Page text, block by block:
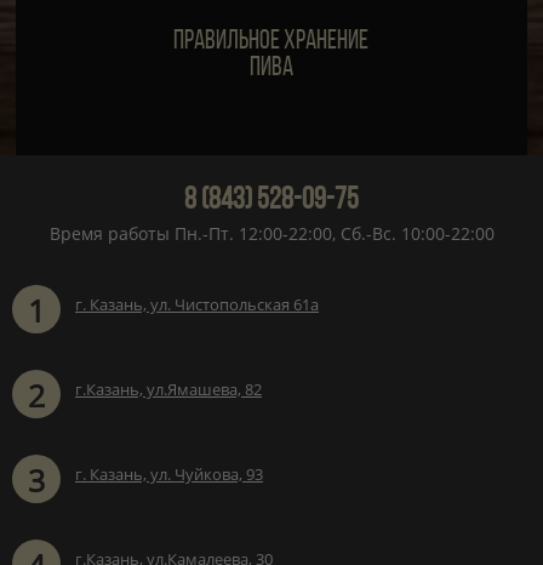
Правильное хранение
пива
8 (843) 528-09-75
Время работы Пн.-Пт. 12:00-22:00, Сб.-Вс. 10:00-22:00
1 г. Казань, ул. Чистопольская 61а
2 г.Казань, ул.Ямашева, 82
3 г. Казань, ул. Чуйкова, 93
г.Казань, ул.Камалеева, 30